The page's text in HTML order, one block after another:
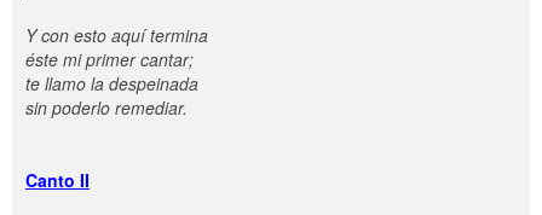
Y con esto aquí termina
éste mi primer cantar;
te llamo la despeinada
sin poderlo remediar.
Canto II